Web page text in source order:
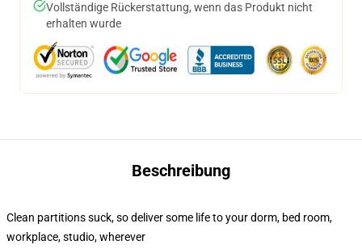
Vollständige Rückerstattung, wenn das Produkt nicht
erhalten wurde
Beschreibung
Clean partitions suck, so deliver some life to your dorm, bed room,
workplace, studio, wherever